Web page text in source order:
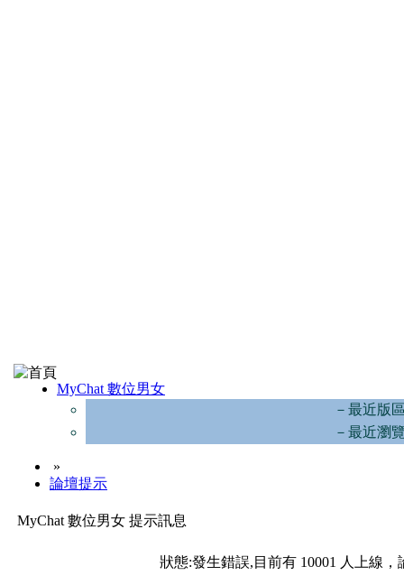
MyChat 數位男女
－最近版
－最近瀏
»
論壇提示
MyChat 數位男女 提示訊息
狀態:發生錯誤,目前有 10001 人上線